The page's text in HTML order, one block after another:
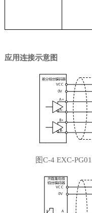
应用连接示意图
图C-4 EXC-PG01